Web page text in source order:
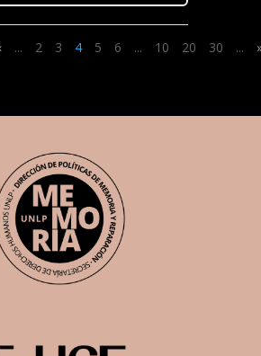
... 2 3 4 5 6 ... 10 20 30 ...